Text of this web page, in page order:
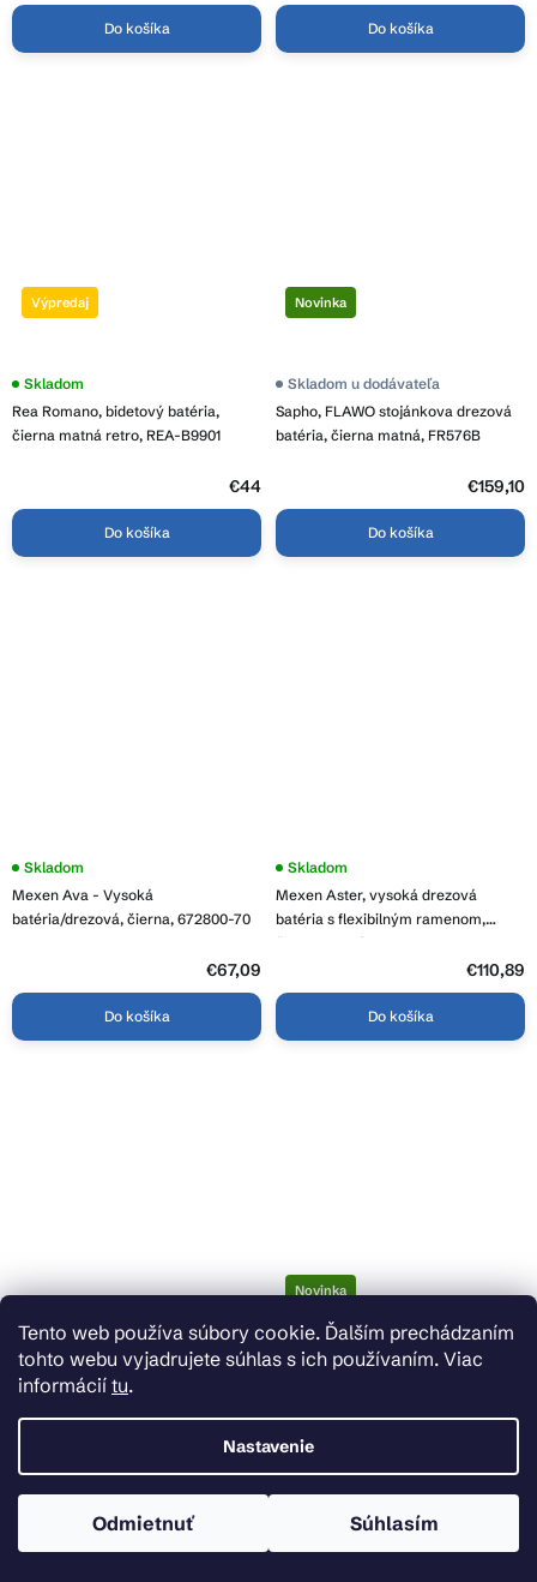
Tento web používa súbory cookie. Ďalším prechádzaním
tohto webu vyjadrujete súhlas s ich používaním. Viac
informácií tu.
Nastavenie
Odmietnuť Súhlasím
Do košíka Do košíka
Výpredaj
Rea Romano, bidetový batéria,
čierna matná retro, REA-B9901
Skladom
€44
Do košíka
Novinka
Sapho, FLAWO stojánkova drezová
batéria, čierna matná, FR576B
Skladom u dodávateľa
€159,10
Do košíka
Mexen Ava - Vysoká
batéria/drezová, čierna, 672800-70
Priemerné
produktu
je
Skladom
€67,09
Do košíka
Mexen Aster, vysoká drezová
batéria s flexibilným ramenom,
čierna matná, 73450-70
Priemerné
produktu
je
3,8
Skladom
€110,89
Do košíka
Mexen FLEX, vysoká drezová
batéria s flexibilným ramenom,
Priemerné
hodnotenie
je
5
Skladom
€41,09
Do košíka
Novinka
batéria/drezová, čierna, 670800-70
Skladom u dodávateľa
€32,28
Do košíka